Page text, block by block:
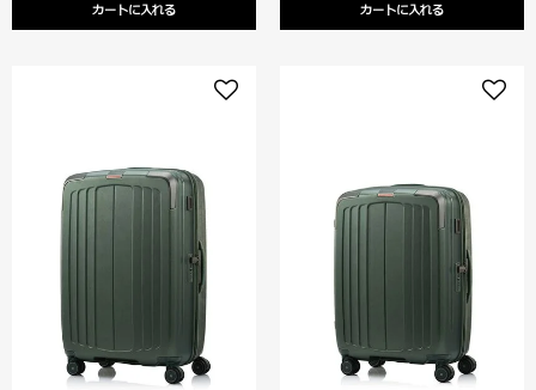
カートに入れる カートに入れる